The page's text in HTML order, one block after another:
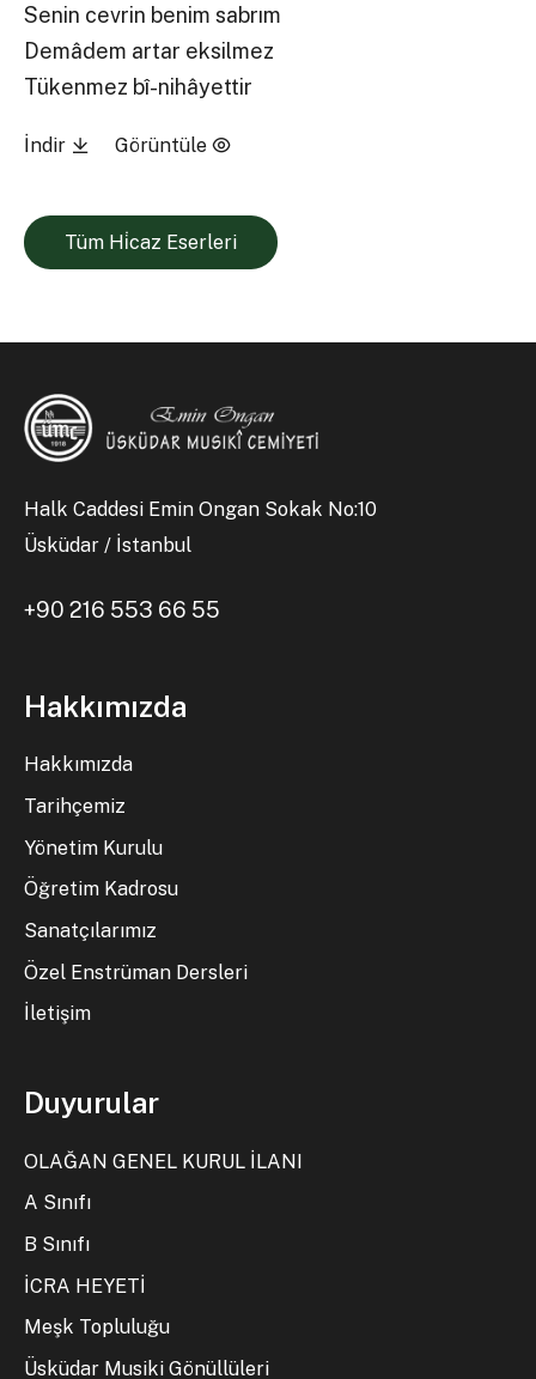
Senin cevrin benim sabrım
Demâdem artar eksilmez
Tükenmez bî-nihâyettir
İndir Görüntüle
Tüm Hi̇caz Eserleri
Halk Caddesi Emin Ongan Sokak No:10
Üsküdar / İstanbul
+90 216 553 66 55
Hakkımızda
Hakkımızda
Tarihçemiz
Yönetim Kurulu
Öğretim Kadrosu
Sanatçılarımız
Özel Enstrüman Dersleri
İletişim
Duyurular
OLAĞAN GENEL KURUL İLANI
A Sınıfı
B Sınıfı
İCRA HEYETİ
Meşk Topluluğu
Üsküdar Musiki Gönüllüleri